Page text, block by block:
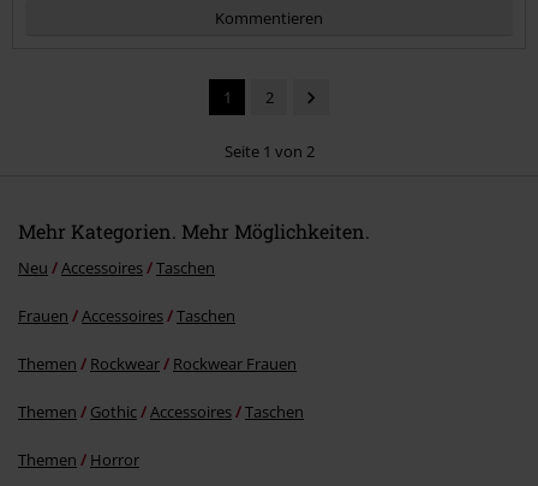
Kommentieren
Kommentar jetzt abschicken!
1 2
Seite 1 von 2
Mehr Kategorien. Mehr Möglichkeiten.
Neu Accessoires Taschen
Frauen Accessoires Taschen
Themen Rockwear Rockwear Frauen
Themen Gothic Accessoires Taschen
Themen Horror